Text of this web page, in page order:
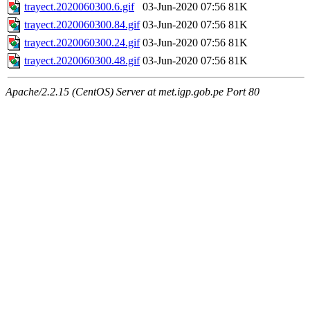
trayect.2020060300.6.gif
03-Jun-2020 07:56 81K
trayect.2020060300.84.gif 03-Jun-2020 07:56 81K
trayect.2020060300.24.gif 03-Jun-2020 07:56 81K
trayect.2020060300.48.gif 03-Jun-2020 07:56 81K
Apache/2.2.15 (CentOS) Server at met.igp.gob.pe Port 80